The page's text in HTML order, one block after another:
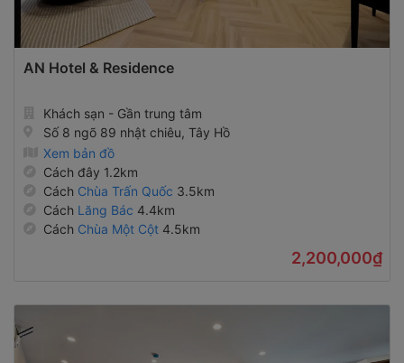
AN Hotel & Residence
Khách sạn - Gần trung tâm
Số 8 ngõ 89 nhật chiêu, Tây Hồ
Xem bản đồ
Cách đây 1.2km
Cách Chùa Trấn Quốc 3.5km
Cách Lăng Bác 4.4km
Cách Chùa Một Cột 4.5km
2,200,000₫